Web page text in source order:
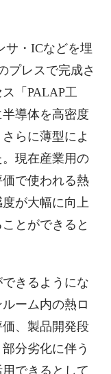
サ・ICなどを埋
プレスで完成さ
「PALAP工
導体を高密度
らに薄型によ
現在産業用の
で使われる熱
が大幅に向上
とができると
きるようにな
ーム内の熱ロ
、製品開発段
分劣化に伴う
できるとして